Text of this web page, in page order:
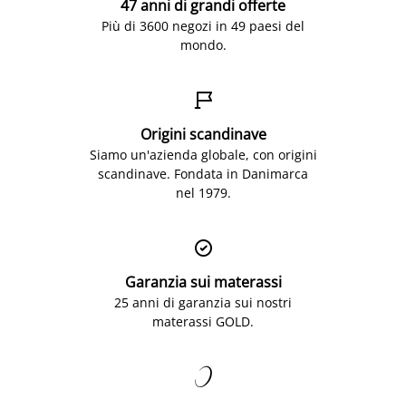
47 anni di grandi offerte
Più di 3600 negozi in 49 paesi del
mondo.

Origini scandinave
Siamo un'azienda globale, con origini
scandinave. Fondata in Danimarca
nel 1979.

Garanzia sui materassi
25 anni di garanzia sui nostri
materassi GOLD.
